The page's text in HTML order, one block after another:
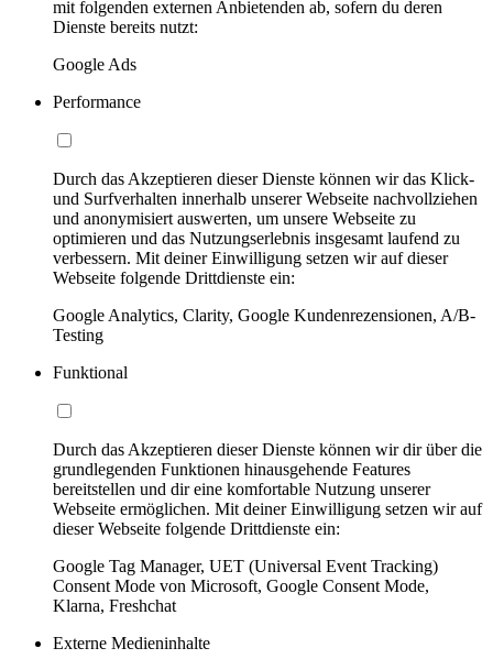
mit folgenden externen Anbietenden ab, sofern du deren
Dienste bereits nutzt:
Google Ads
Performance
Durch das Akzeptieren dieser Dienste können wir das Klick-
und Surfverhalten innerhalb unserer Webseite nachvollziehen
und anonymisiert auswerten, um unsere Webseite zu
optimieren und das Nutzungserlebnis insgesamt laufend zu
verbessern. Mit deiner Einwilligung setzen wir auf dieser
Webseite folgende Drittdienste ein:
Google Analytics, Clarity, Google Kundenrezensionen, A/B-
Testing
Funktional
Durch das Akzeptieren dieser Dienste können wir dir über die
grundlegenden Funktionen hinausgehende Features
bereitstellen und dir eine komfortable Nutzung unserer
Webseite ermöglichen. Mit deiner Einwilligung setzen wir auf
dieser Webseite folgende Drittdienste ein:
Google Tag Manager, UET (Universal Event Tracking)
Consent Mode von Microsoft, Google Consent Mode,
Klarna, Freshchat
Externe Medieninhalte